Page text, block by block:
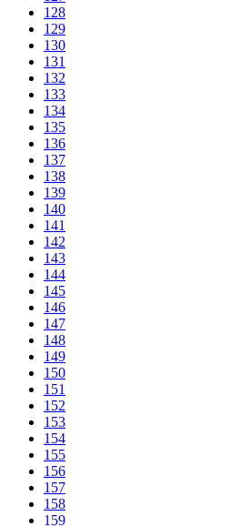
128
129
130
131
132
133
134
135
136
137
138
139
140
141
142
143
144
145
146
147
148
149
150
151
152
153
154
155
156
157
158
159